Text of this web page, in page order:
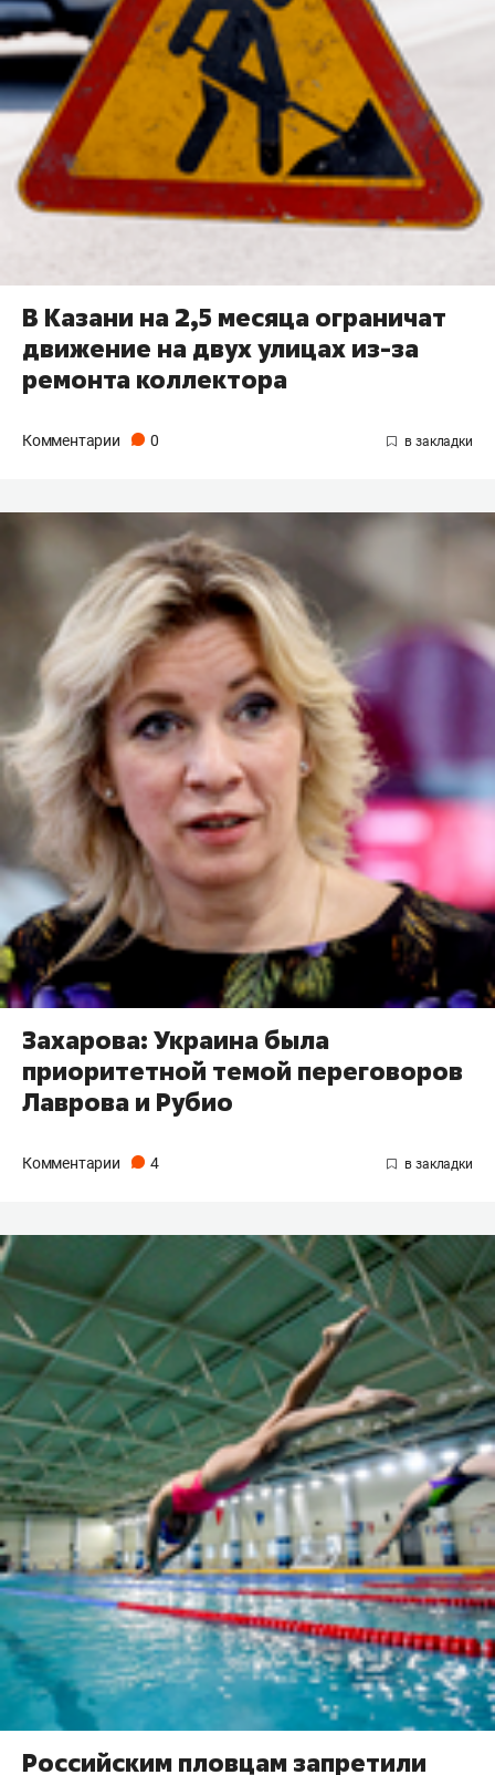
В Казани на 2,5 месяца ограничат
движение на двух улицах из-за
ремонта коллектора
Комментарии 0
Захарова: Украина была
приоритетной темой переговоров
Лаврова и Рубио
Комментарии 4
Российским пловцам запретили